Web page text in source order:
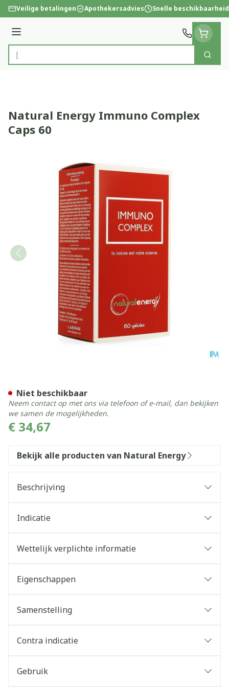
Ga naar de inhoud
Veilige betalingen Apothekersadvies Snelle beschikbaarheid
Menu
Product, merk, categorie...
Zoek
Natural Energy Immuno Complex
Caps 60
€ 34,67
Niet beschikbaar
Neem contact op met ons via telefoon of e-mail, dan bekijken
we samen de mogelijkheden.
Bekijk alle producten van Natural Energy
Beschrijving
Indicatie
Wettelijk verplichte informatie
Eigenschappen
Samenstelling
Contra indicatie
Gebruik